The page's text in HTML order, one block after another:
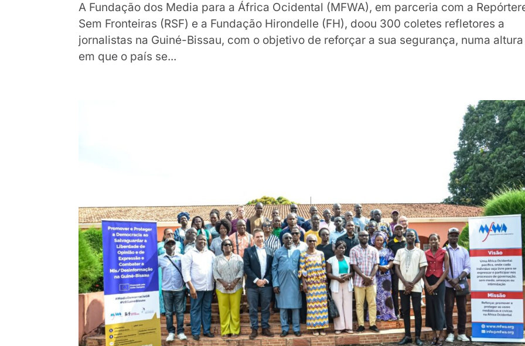
A Fundação dos Media para a África Ocidental (MFWA), em parceria com a
Sem Fronteiras (RSF) e a Fundação Hirondelle (FH), doou 300 coletes refletores a
jornalistas na Guiné-Bissau, com o objetivo de reforçar a sua segurança, numa altura
em que o país se...